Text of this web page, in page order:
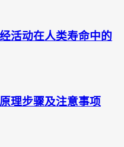
活动在人类寿命中的
理步骤及注意事项